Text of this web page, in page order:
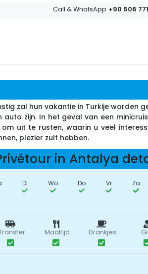
Call & WhatsApp +90 506
zal hun vakantie in Turkije worden
zijn. In het geval van een
uit te rusten, waarin u veel
plezier zult hebben.
in Antalya
Di Wo Do Vr Za
Maaltijd Drankjes